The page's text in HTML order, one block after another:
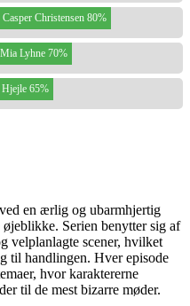
Casper Christensen 80%
Mia Lyhne 70%
65%
en ærlig og ubarmhjertig
Serien benytter sig af
velplanlagte scener, hvilket
til handlingen. Hver episode
hvor karaktererne
til de mest bizarre møder.